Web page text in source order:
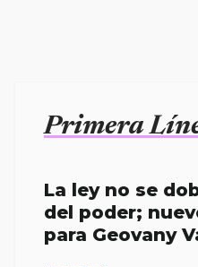
Primera
La ley no se
del poder;
para Geovany